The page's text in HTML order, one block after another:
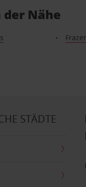
Nähe
Frazer
STÄDTE